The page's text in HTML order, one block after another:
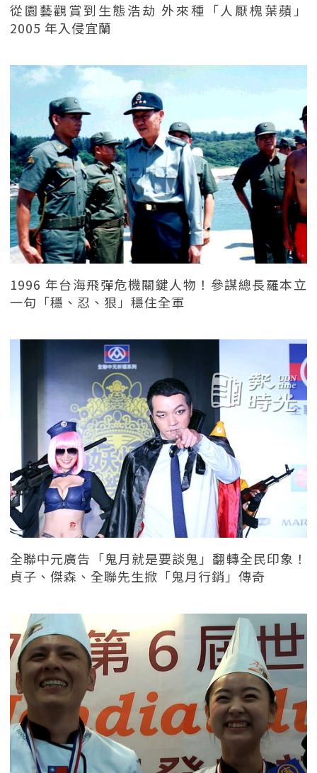
從園藝觀賞到生態浩劫 外來種「人厭槐葉蘋」
2005 年入侵宜蘭
1996 年台海飛彈危機關鍵人物！參謀總長羅本立
一句「穩、忍、狠」穩住全軍
全聯中元廣告「鬼月就是要談鬼」翻轉全民印象！
貞子、傑森、全聯先生掀「鬼月行銷」傳奇